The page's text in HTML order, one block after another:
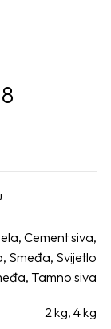
, Cement siva,
, Smeđa, Svijetlo
, Tamno siva
2 kg, 4 kg